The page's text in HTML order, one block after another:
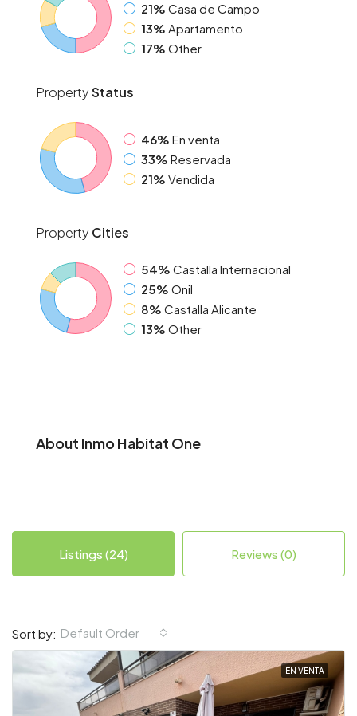
21% Casa de Campo
13% Apartamento
17% Other
PropertyStatus
46% En venta
33% Reservada
21% Vendida
Property Cities
54% Castalla Internacional
25% Onil
8% Castalla Alicante
13% Other
About Inmo Habitat One
Listings (24) Reviews (0)
Sort by: Default Order
EN VENTA